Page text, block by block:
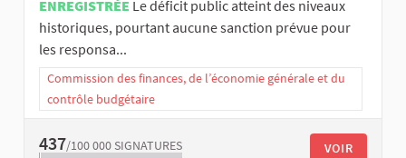
ENREGISTRÉE Le déficit public atteint des niveaux
historiques, pourtant aucune sanction prévue pour
les responsa...
Commission des finances, de l’économie générale et du
contrôle budgétaire
437/100 000 SIGNATURES VOIR